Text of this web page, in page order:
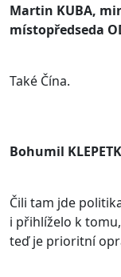
Martin KUBA,
místopředseda
Také Čína.
Bohumil
Čili tam jde
i přihlíželo k
teď je prioritní